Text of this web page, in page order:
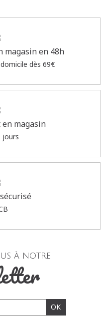
magasin en 48h
dès 69€
magasin
jours
à notre
OK